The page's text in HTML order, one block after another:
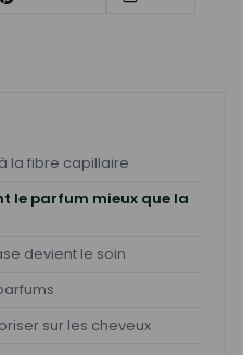
la fibre capillaire
le parfum mieux que la
devient le soin
sur les cheveux